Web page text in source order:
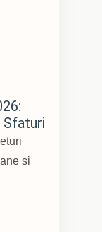
Sfaturi
si